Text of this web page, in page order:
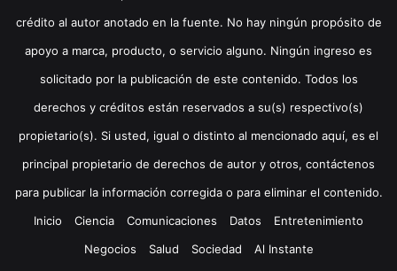
crédito al autor anotado en la fuente. No hay ningún propósito de
apoyo a marca, producto, o servicio alguno. Ningún ingreso es
solicitado por la publicación de este contenido. Todos los
derechos y créditos están reservados a su(s) respectivo(s)
propietario(s). Si usted, igual o distinto al mencionado aquí, es el
principal propietario de derechos de autor y otros, contáctenos
para publicar la información corregida o para eliminar el contenido.
Inicio
Ciencia Comunicaciones Datos
Entretenimiento
Negocios
Salud Sociedad Al Instante